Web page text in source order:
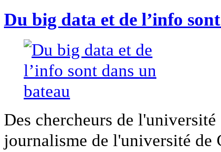
Du big data et de l’info
Des chercheurs de
journalisme de l'université